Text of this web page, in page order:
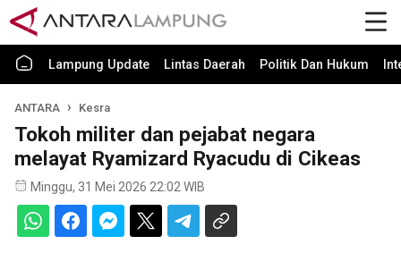
Lampung Update Lintas Daerah Politik Dan Hukum
ANTARA Kesra
Tokoh militer dan pejabat negara
melayat Ryamizard Ryacudu di Cikeas
Minggu, 31 Mei 2026 22:02 WIB